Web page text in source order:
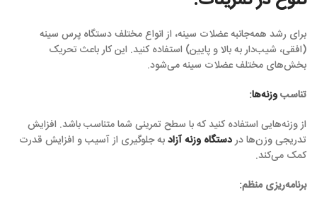
برای رشد همه‌جانبه عضلات سینه، از انواع مختلف دستگاه پرس سینه
(افقی، شیب‌دار به بالا و پایین) استفاده کنید. این کار باعث تحریک
بخش‌های مختلف عضلات سینه می‌شود.
تناسبوزنه‌ها:
از وزنه‌هایی استفاده کنید که با سطح تمرینی شما متناسب باشد. افزایش
تدریجی وزن‌ها دردستگاه وزنه آزادبه جلوگیری از آسیب و افزایش قدرت
کمک می‌کند.
برنامه‌ریزی منظم: